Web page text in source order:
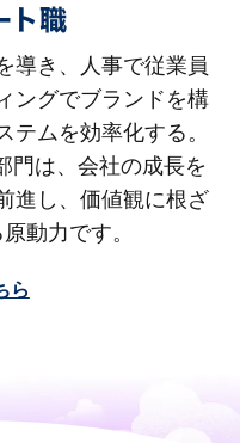
ト職
導き、人事で従業員
ングでブランドを構
ムを効率化する。
門は、会社の成長を
進し、価値観に根ざ
動力です。
ら